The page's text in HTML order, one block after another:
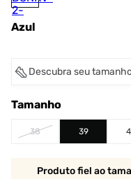
Azul
Descubra seu
Tamanho
38 39
Produto fiel ao